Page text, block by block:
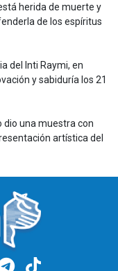
herida de muerte y
de los espíritus
del Inti Raymi, en
y sabiduría los 21
dio una muestra con
artística del